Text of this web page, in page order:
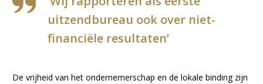
uitzendbureau ook over niet-
financiële resultaten’
De vrijheid van het ondernemerschap en de lokale binding zijn